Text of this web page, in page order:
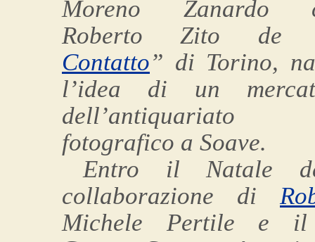
Moreno Zanardo
Roberto Zito de
Contatto” di Torino,
l’idea di un
dell’antiquariato
fotografico a Soave.
Entro il Natale
collaborazione di
Michele Pertile e